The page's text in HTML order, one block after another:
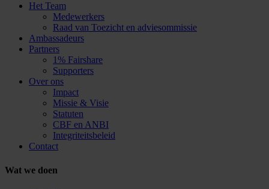
Het Team
Medewerkers
Raad van Toezicht en adviesommissie
Ambassadeurs
Partners
1% Fairshare
Supporters
Over ons
Impact
Missie & Visie
Statuten
CBF en ANBI
Integriteitsbeleid
Contact
Wat we doen